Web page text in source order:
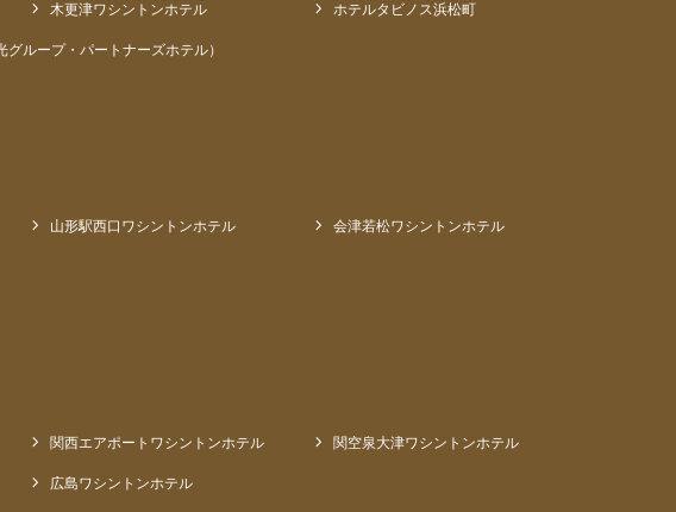
木更津ワシントンホテル ホテルタビノス浜松町
ループ・パートナーズホテル）
山形駅西口ワシントンホテル 会津若松ワシントンホテル
関西エアポートワシントンホテル 関空泉大津ワシントンホテル
広島ワシントンホテル